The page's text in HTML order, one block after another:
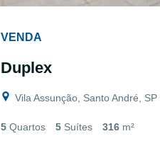
VENDA
Duplex
Vila Assunção, Santo André, SP
5 Quartos 5 Suítes 316 m²